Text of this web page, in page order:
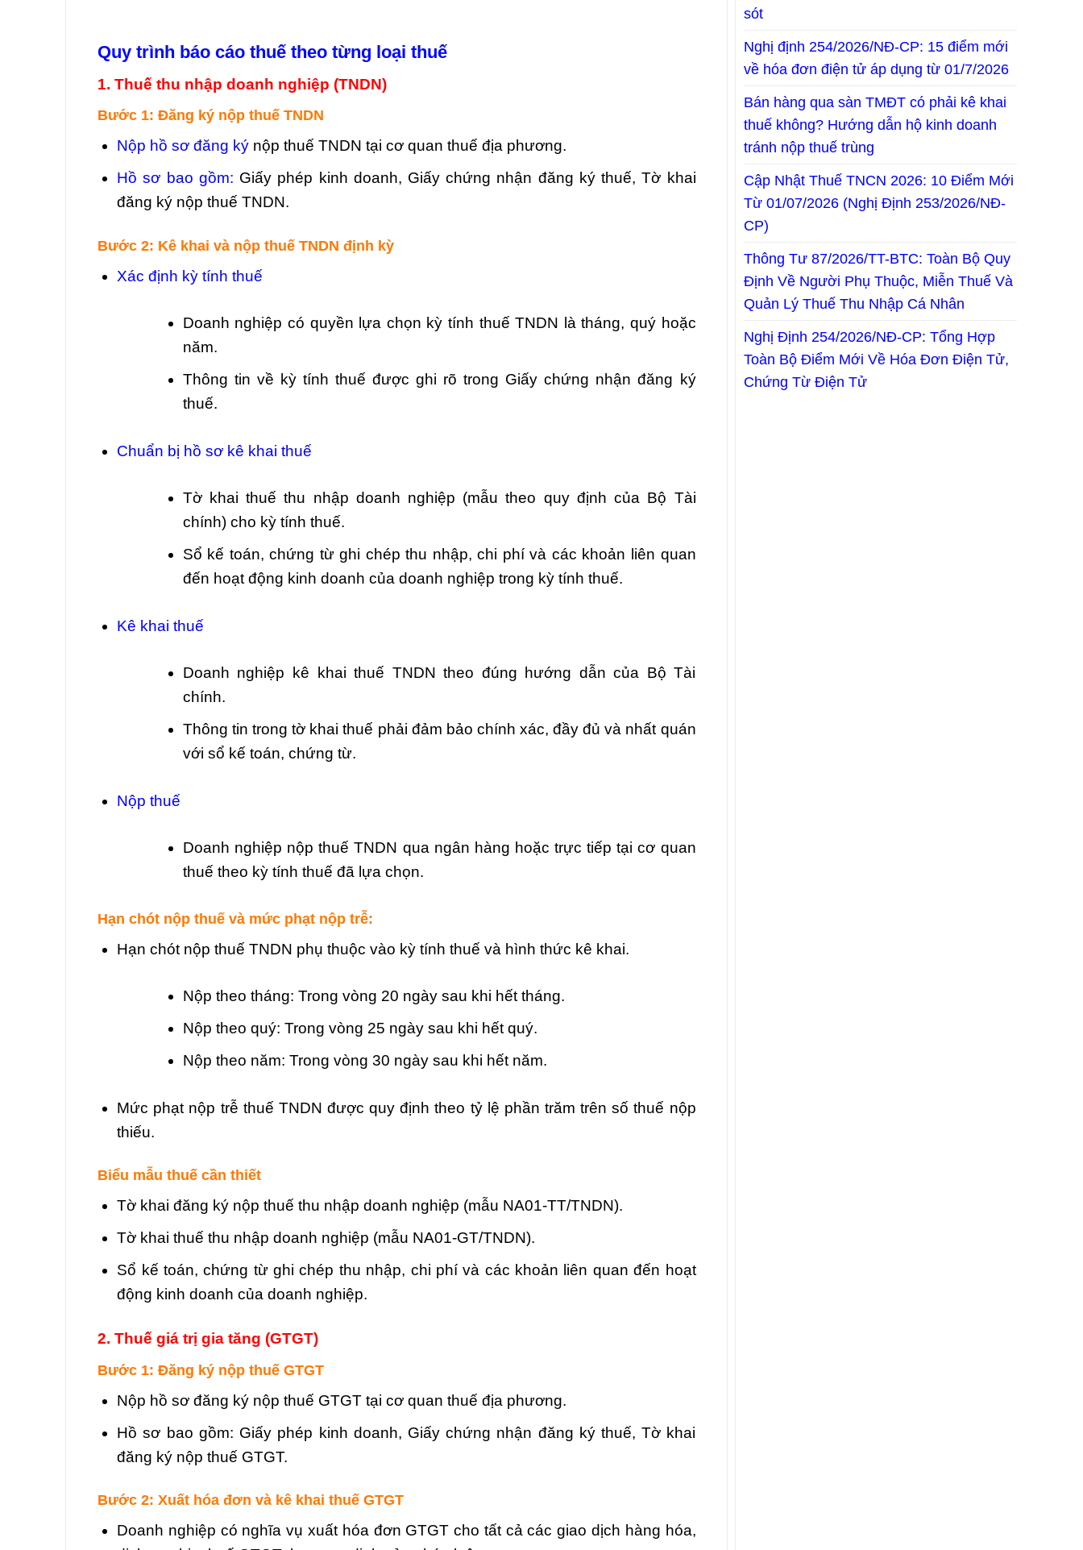
Quy trình báo cáo thuế theo từng loại thuế
1. Thuế thu nhập doanh nghiệp (TNDN)
Bước 1: Đăng ký nộp thuế TNDN
Nộp hồ sơ đăng ký nộp thuế TNDN tại cơ quan thuế địa phương.
Hồ sơ bao gồm: Giấy phép kinh doanh, Giấy chứng nhận đăng ký thuế, Tờ khai
đăng ký nộp thuế TNDN.
Bước 2: Kê khai và nộp thuế TNDN định kỳ
Xác định kỳ tính thuế
Doanh nghiệp có quyền lựa chọn kỳ tính thuế TNDN là tháng, quý hoặc
năm.
Thông tin về kỳ tính thuế được ghi rõ trong Giấy chứng nhận đăng ký
thuế.
Chuẩn bị hồ sơ kê khai thuế
Tờ khai thuế thu nhập doanh nghiệp (mẫu theo quy định của Bộ Tài
chính) cho kỳ tính thuế.
Sổ kế toán, chứng từ ghi chép thu nhập, chi phí và các khoản liên quan
đến hoạt động kinh doanh của doanh nghiệp trong kỳ tính thuế.
Kê khai thuế
Doanh nghiệp kê khai thuế TNDN theo đúng hướng dẫn của Bộ Tài
chính.
Thông tin trong tờ khai thuế phải đảm bảo chính xác, đầy đủ và nhất quán
với sổ kế toán, chứng từ.
Nộp thuế
Doanh nghiệp nộp thuế TNDN qua ngân hàng hoặc trực tiếp tại cơ quan
thuế theo kỳ tính thuế đã lựa chọn.
Hạn chót nộp thuế và mức phạt nộp trễ:
Hạn chót nộp thuế TNDN phụ thuộc vào kỳ tính thuế và hình thức kê khai.
Nộp theo tháng: Trong vòng 20 ngày sau khi hết tháng.
Nộp theo quý: Trong vòng 25 ngày sau khi hết quý.
Nộp theo năm: Trong vòng 30 ngày sau khi hết năm.
Mức phạt nộp trễ thuế TNDN được quy định theo tỷ lệ phần trăm trên số thuế nộp
thiếu.
Biểu mẫu thuế cần thiết
Tờ khai đăng ký nộp thuế thu nhập doanh nghiệp (mẫu NA01-TT/TNDN).
Tờ khai thuế thu nhập doanh nghiệp (mẫu NA01-GT/TNDN).
Sổ kế toán, chứng từ ghi chép thu nhập, chi phí và các khoản liên quan đến hoạt
động kinh doanh của doanh nghiệp.
2. Thuế giá trị gia tăng (GTGT)
Bước 1: Đăng ký nộp thuế GTGT
Nộp hồ sơ đăng ký nộp thuế GTGT tại cơ quan thuế địa phương.
Hồ sơ bao gồm: Giấy phép kinh doanh, Giấy chứng nhận đăng ký thuế, Tờ khai
đăng ký nộp thuế GTGT.
Bước 2: Xuất hóa đơn và kê khai thuế GTGT
Doanh nghiệp có nghĩa vụ xuất hóa đơn GTGT cho tất cả các giao dịch hàng hóa,
sót
Nghị định 254/2026/NĐ-CP: 15 điểm mới
về hóa đơn điện tử áp dụng từ 01/7/2026
Bán hàng qua sàn TMĐT có phải kê khai
thuế không? Hướng dẫn hộ kinh doanh
tránh nộp thuế trùng
Cập Nhật Thuế TNCN 2026: 10 Điểm Mới
Từ 01/07/2026 (Nghị Định 253/2026/NĐ-
CP)
Thông Tư 87/2026/TT-BTC: Toàn Bộ Quy
Định Về Người Phụ Thuộc, Miễn Thuế Và
Quản Lý Thuế Thu Nhập Cá Nhân
Nghị Định 254/2026/NĐ-CP: Tổng Hợp
Toàn Bộ Điểm Mới Về Hóa Đơn Điện Tử,
Chứng Từ Điện Tử